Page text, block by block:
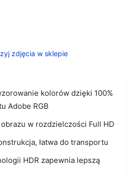
zdjęcia w sklepie
kolorów dzięki 100%
Adobe RGB
w rozdzielczości Full HD
łatwa do transportu
HDR zapewnia lepszą